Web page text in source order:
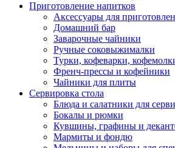
Приготовление напитков
Аксессуары для
Домашний бар
Заварочные чайники
Ручные соковыжималки
Турки, кофеварки,
Френч-прессы и кофейники
Чайники для плиты
Сервировка стола
Блюда и салатники для
Бокалы и рюмки
Кувшины, графины и
Мармиты и фондю